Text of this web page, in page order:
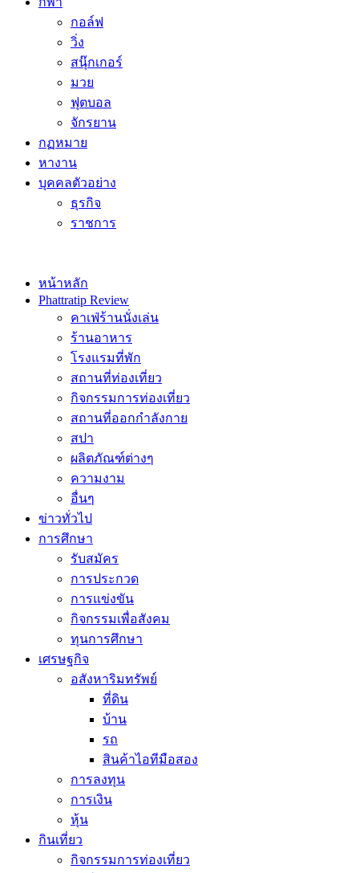
กอล์ฟ
วิ่ง
สนุ๊กเกอร์
มวย
ฟุตบอล
จักรยาน
กฏหมาย
หางาน
บุคคลตัวอย่าง
ธุรกิจ
ราชการ
หน้าหลัก
Phattratip Review
คาเฟ่ร้านนั่งเล่น
ร้านอาหาร
โรงแรมที่พัก
สถานที่ท่องเที่ยว
กิจกรรมการท่องเที่ยว
สถานที่ออกกำลังกาย
สปา
ผลิตภัณฑ์ต่างๆ
ความงาม
อื่นๆ
ข่าวทั่วไป
การศึกษา
รับสมัคร
การประกวด
การแข่งขัน
กิจกรรมเพื่อสังคม
ทุนการศึกษา
เศรษฐกิจ
อสังหาริมทรัพย์
ที่ดิน
บ้าน
รถ
สินค้าไอทีมือสอง
การลงทุน
การเงิน
หุ้น
กินเที่ยว
กิจกรรมการท่องเที่ยว